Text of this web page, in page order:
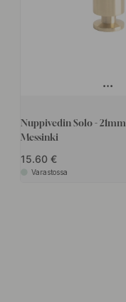
Nuppivedin Solo -
Messinki
15.60
Varastossa